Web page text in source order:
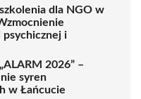
dla NGO w
psychicznej i
2026” –
syren
w Łańcucie